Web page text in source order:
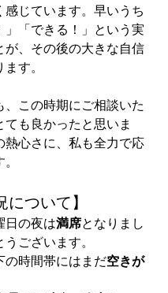
感じています。早いうち
」「できる！」という実
が、その後の大きな自信
ます。
、この時期にご相談いた
ても良かったと思いま
熱心さに、私も全力で応
について】
日の夜は満席となりまし
ございます。
の時間帯にはまだ空きが